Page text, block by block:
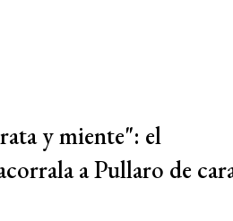
y miente": el
a Pullaro de